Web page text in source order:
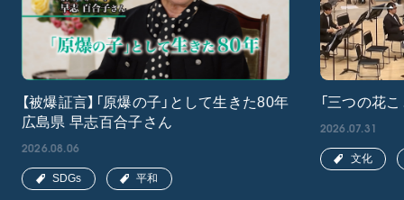
【被爆証言】「原爆の子」として生きた80年
広島県 早志百合子さん
2026.08.06
SDGs 平和
「三つの花
2026.07.31
文化